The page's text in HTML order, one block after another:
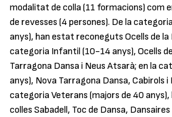
modalitat de colla (11 formacions) com
de revesses (4 persones). De la
anys), han estat reconeguts Ocells de la
categoria Infantil (10-14 anys), Ocells
Tarragona Dansa i Neus Atsarà; en la
anys), Nova Tarragona Dansa, Cabirols i
categoria Veterans (majors de 40
colles Sabadell, Toc de Dansa,